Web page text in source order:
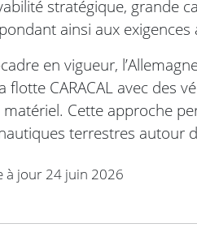
stratégique, grande
ainsi aux
en vigueur,
flotte CARACAL avec des
Cette approche
terrestres autour
à jour 24 juin 2026